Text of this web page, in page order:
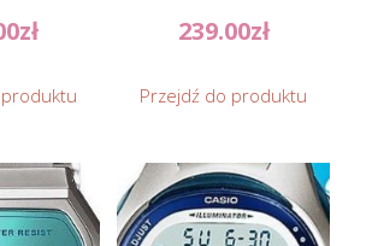
zł 239.00zł
Przejdź do produktu